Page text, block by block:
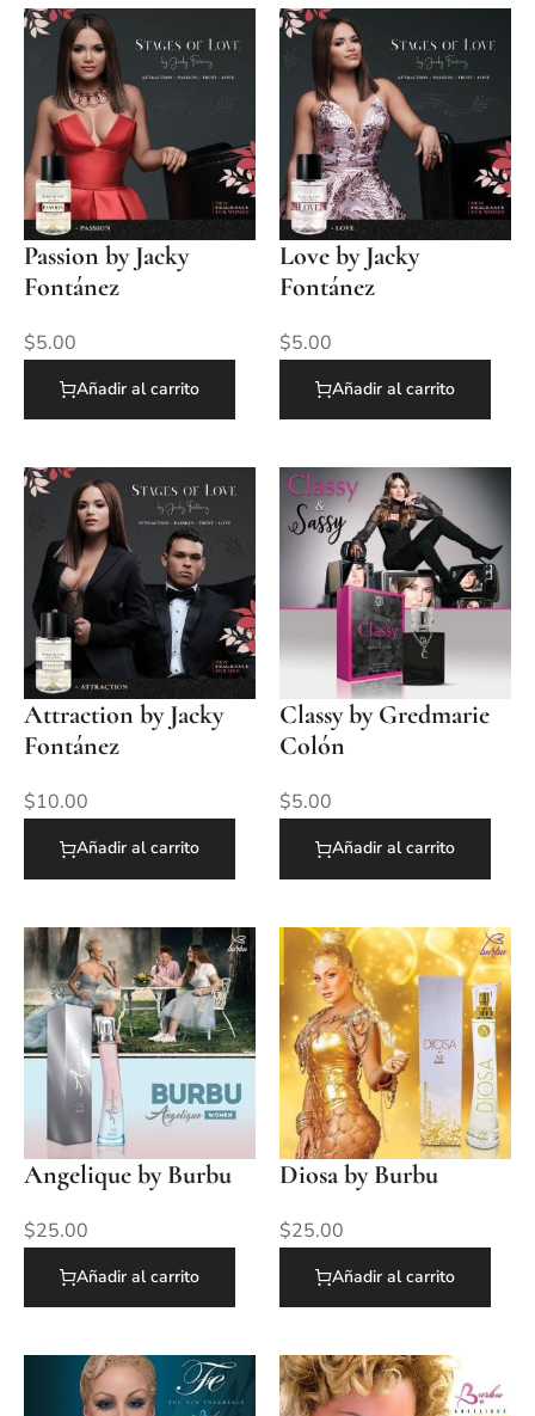
Passion by Jacky
Fontánez
$5.00
Añadir al carrito
Love by Jacky
Fontánez
$5.00
Añadir al carrito
Attraction by Jacky
Fontánez
$10.00
Añadir al carrito
Classy by Gredmarie
Colón
$5.00
Añadir al carrito
Angelique by Burbu
$25.00
Añadir al carrito
Diosa by Burbu
$25.00
Añadir al carrito